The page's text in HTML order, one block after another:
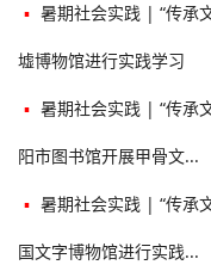
▪ 暑期社会实践 | “传承
墟博物馆进行实践学习
▪ 暑期社会实践 | “传承
阳市图书馆开展甲骨文...
▪ 暑期社会实践 | “传承
国文字博物馆进行实践...